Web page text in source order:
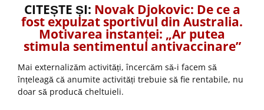
CITEȘTE ȘI: Novak Djokovic: De ce a
fost expulzat sportivul din Australia.
Motivarea instanței: „Ar putea
stimula sentimentul antivaccinare”
Mai externalizăm activități, încercăm să-i facem să
înțeleagă că anumite activități trebuie să fie rentabile, nu
doar să producă cheltuieli.